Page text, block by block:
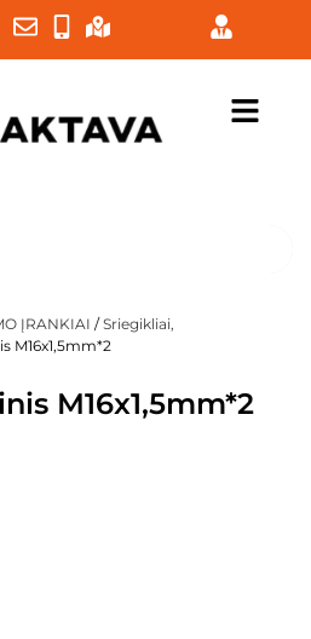
ĮRANKIAI /Sriegikliai,
M16x1,5mm*2
M16x1,5mm*2